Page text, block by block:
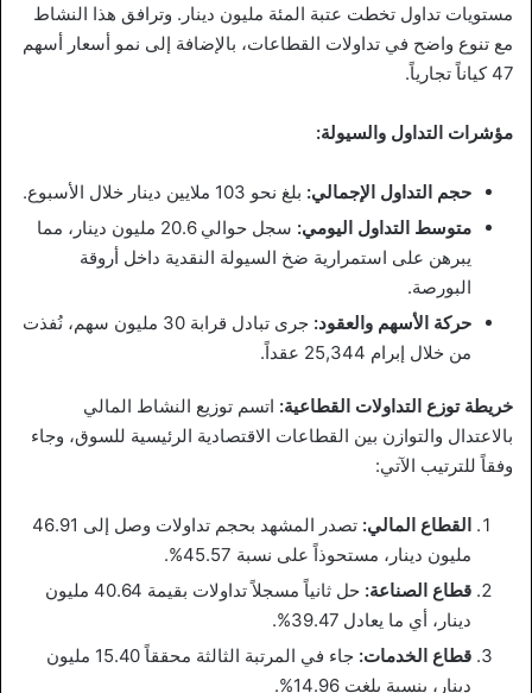
مستويات تداول تخطت عتبة المئة مليون دينار. وترافق هذا النشاط
مع تنوع واضح في تداولات القطاعات، بالإضافة إلى نمو أسعار أسهم
47 كياناً تجارياً.
مؤشرات التداول والسيولة:
حجم التداول الإجمالي: بلغ نحو 103 ملايين دينار خلال الأسبوع.
متوسط التداول اليومي:
سجل حوالي 20.6 مليون دينار، مما
يبرهن على استمرارية ضخ السيولة النقدية داخل أروقة
البورصة.
حركة الأسهم والعقود:
جرى تبادل قرابة 30 مليون سهم، نُفذت
من خلال إبرام 25,344 عقداً.
خريطة توزع التداولات القطاعية: اتسم توزيع النشاط المالي
بالاعتدال والتوازن بين القطاعات الاقتصادية الرئيسية للسوق، وجاء
وفقاً للترتيب الآتي:
القطاع المالي:
تصدر المشهد بحجم تداولات وصل إلى 46.91
مليون دينار، مستحوذاً على نسبة 45.57%.
قطاع الصناعة:
حل ثانياً مسجلاً تداولات بقيمة 40.64 مليون
دينار، أي ما يعادل 39.47%.
قطاع الخدمات:
جاء في المرتبة الثالثة محققاً 15.40 مليون
دينار، بنسبة بلغت 14.96%.